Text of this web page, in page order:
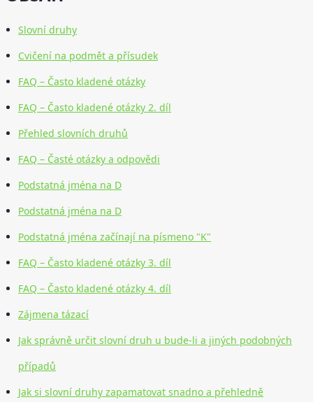
Slovní druhy
Cvičení na podmět a přísudek
FAQ – Často kladené otázky
FAQ – Často kladené otázky 2. díl
Přehled slovních druhů
FAQ – Časté otázky a odpovědi
Podstatná jména na D
Podstatná jména na D
Podstatná jména začínají na písmeno "K"
FAQ – Často kladené otázky 3. díl
FAQ – Často kladené otázky 4. díl
Zájmena tázací
Jak správně určit slovní druh u bude-li a jiných podobných
případů
Jak si slovní druhy zapamatovat snadno a přehledně